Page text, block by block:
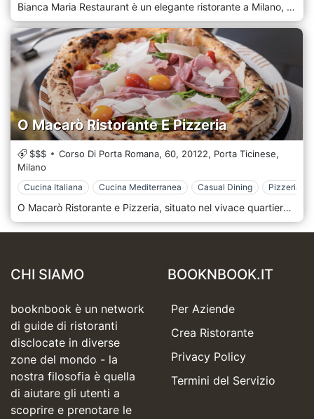
Bianca Maria Restaurant è un elegante ristorante a Milano, posto all'interno della graziosa cornice del Bianca Maria Palace Hotel. Si trova in Zona Washington, poco distante dal Castello Sforzesco. La cucina utilizza sempre materie prime fresche e di alta qualità e propone piatti tipici a base di pesce: frutti di mare, tartare di pesce e aperitivi in un raffinato locale dagli arredi bianchi con veranda coperta.
O Macarò Ristorante E Pizzeria
$$$ Corso Di Porta Romana, 60, 20122, Porta Ticinese,
Milano
Cucina Italiana Cucina Mediterranea Casual Dining Pizzeria
O Macarò Ristorante e Pizzeria, situato nel vivace quartiere Porta Ticinese di Milano, è un autentico angolo di Napoli nel cuore della città. Questo ristorante è il punto di riferimento per chi desidera gustare la vera cucina napoletana, in un ambiente accogliente e familiare che evoca tutto il calore e la convivialità tipici della tradizione partenopea. Il design di O Macarò è semplice e rustico, con interni che richiamano le trattorie di Napoli, caratterizzati da colori caldi, dettagli in legno e pareti decorate con immagini che celebrano la cultura e il folklore napoletano. L’atmosfera è informale e rilassata, ideale per una cena in famiglia, una serata tra amici o un pranzo veloce ma gustoso. La cordialità dello staff, unita al profumo inebriante della pizza appena sfornata, crea un ambiente che fa sentire ogni ospite come a casa. Il menù di O Macarò è un inno alla cucina napoletana, con piatti che esaltano i sapori autentici del Sud Italia. La pizza, regina indiscussa del menù, è preparata secondo la tradizione napoletana: impasto soffice e ben lievitato, bordi alti e croccanti, ingredienti freschi e di qualità, come la mozzarella di bufala DOP, il pomodoro San Marzano, e l’olio extravergine di oliva. Accanto alla pizza, il menù offre una selezione di piatti tipici napoletani, come la pasta al ragù, gli spaghetti alle vongole, la parmigiana di melanzane, e una varietà di antipasti e dolci tradizionali, tra cui il babà e la pastiera napoletana.
CHI SIAMO
booknbook è un network
di guide di ristoranti
disclocate in diverse
zone del mondo - la
nostra filosofia è quella
di aiutare gli utenti a
scoprire e prenotare le
BOOKNBOOK.IT
Per Aziende
Crea Ristorante
Privacy Policy
Termini del Servizio